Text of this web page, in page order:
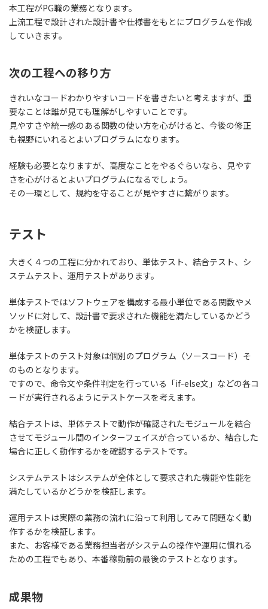
本工程がPG職の業務となります。
上流工程で設計された設計書や仕様書をもとにプログラムを作成
していきます。
次の工程への移り方
きれいなコードわかりやすいコードを書きたいと考えますが、 重
要なことは誰が見ても理解がしやすいことです。
見やすさや統一感のある関数の使い方を心がけると、今後の修正
も視野にいれるとよいプログラムになります。
経験も必要となりますが、高度なことをやるぐらいなら、見やす
さを心がけるとよいプログラムになるでしょう。
その一環として、 規約を守ることが見やすさに繋がります。
テスト
大きく４つの工程に分かれており、 単体テスト、結合テスト、シ
ステムテスト、運用テストがあります。
単体テストではソフトウェアを構成する最小単位である関数やメ
ソッドに対して、設計書で要求された機能を満たしているかどう
かを検証します。
単体テストのテスト対象は個別のプログラム（ソースコード）そ
のものとなります。
ですので、命令文や条件判定を行っている「if-else文」などの各コ
ードが実行されるようにテストケースを考えます。
結合テストは、単体テストで動作が確認されたモジュールを結合
させてモジュール間のインターフェイスが合っているか、結合した
場合に正しく動作するかを確認するテストです。
システムテストはシステムが全体として要求された機能や性能を
満たしているかどうかを検証します。
運用テストは実際の業務の流れに沿って利用してみて問題なく動
作するかを検証します。
また、お客様である業務担当者がシステムの操作や運用に慣れる
ための工程でもあり、 本番稼動前の最後のテスト となります。
成果物